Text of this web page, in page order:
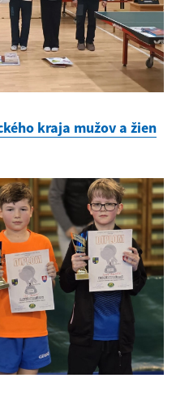
kraja mužov a žien